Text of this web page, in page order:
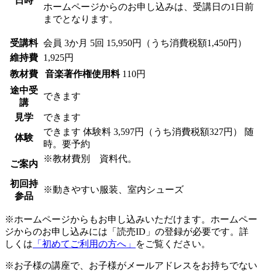
ホームページからのお申し込みは、受講日の1日前
までとなります。
受講料 会員 3か月 5回 15,950円（うち消費税額1,450円）
維持費
1,925円
教材費
音楽著作権使用料 110円
途中受
講
できます
見学 できます
体験
できます 体験料 3,597円（うち消費税額327円）
随
時。要予約
ご案内
※教材費別 資料代。
初回持
参品
※動きやすい服装、室内シューズ
※ホームページからもお申し込みいただけます。ホームペー
ジからのお申し込みには「読売ID」の登録が必要です。詳
しくは 「初めてご利用の方へ」 をご覧ください。
※お子様の講座で、お子様がメールアドレスをお持ちでない